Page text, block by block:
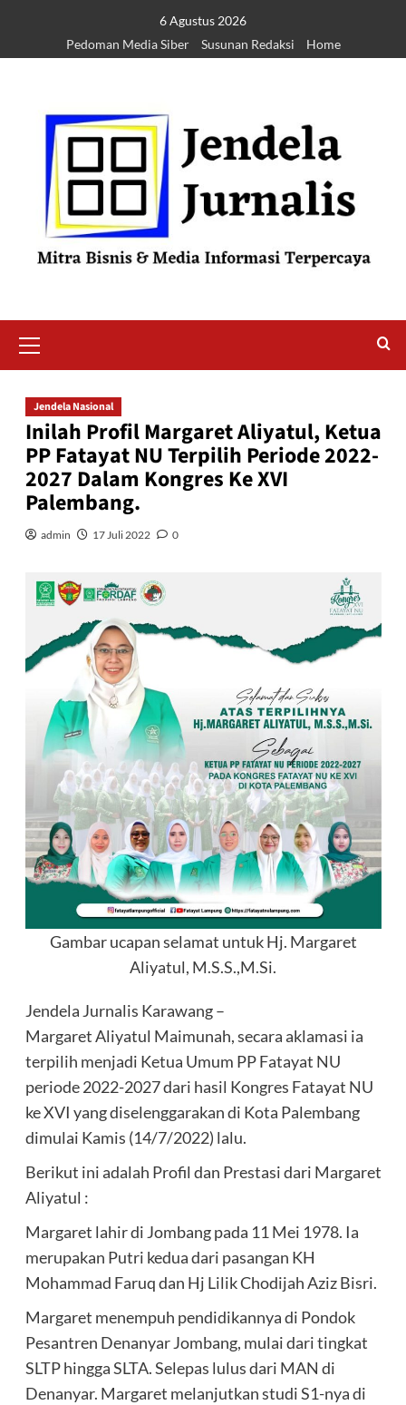
6 Agustus 2026
Pedoman Media Siber
Susunan Redaksi Home
Jendela Nasional
Inilah Profil Margaret Aliyatul, Ketua
PP Fatayat NU Terpilih Periode 2022-
2027 Dalam Kongres Ke XVI
Palembang.
admin 17 Juli 2022 0
Gambar ucapan selamat untuk Hj. Margaret
Aliyatul, M.S.S.,M.Si.
Jendela Jurnalis Karawang –
Margaret Aliyatul Maimunah, secara aklamasi ia
terpilih menjadi Ketua Umum PP Fatayat NU
periode 2022-2027 dari hasil Kongres Fatayat NU
ke XVI yang diselenggarakan di Kota Palembang
dimulai Kamis (14/7/2022) lalu.
Berikut ini adalah Profil dan Prestasi dari Margaret
Aliyatul :
Margaret lahir di Jombang pada 11 Mei 1978. Ia
merupakan Putri kedua dari pasangan KH
Mohammad Faruq dan Hj Lilik Chodijah Aziz Bisri.
Margaret menempuh pendidikannya di Pondok
Pesantren Denanyar Jombang, mulai dari tingkat
SLTP hingga SLTA. Selepas lulus dari MAN di
Denanyar. Margaret melanjutkan studi S1-nya di